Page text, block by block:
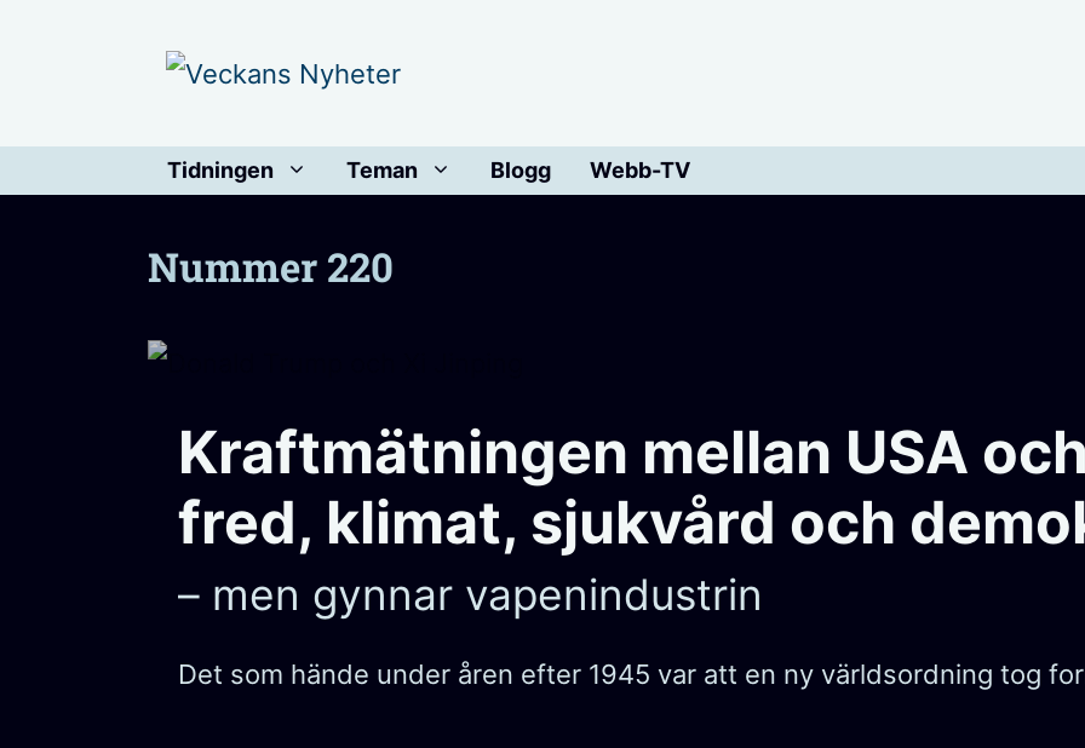
Tidningen Teman Blogg Webb-TV
Nummer 220
Kraftmätningen mellan USA
fred, klimat, sjukvård och
– men gynnar vapenindustrin
Det som hände under åren efter 1945 var att en ny världsordning tog